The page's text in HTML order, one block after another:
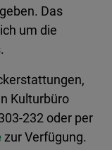
Das
um die
Kulturbüro
232 oder per
zur Verfügung.